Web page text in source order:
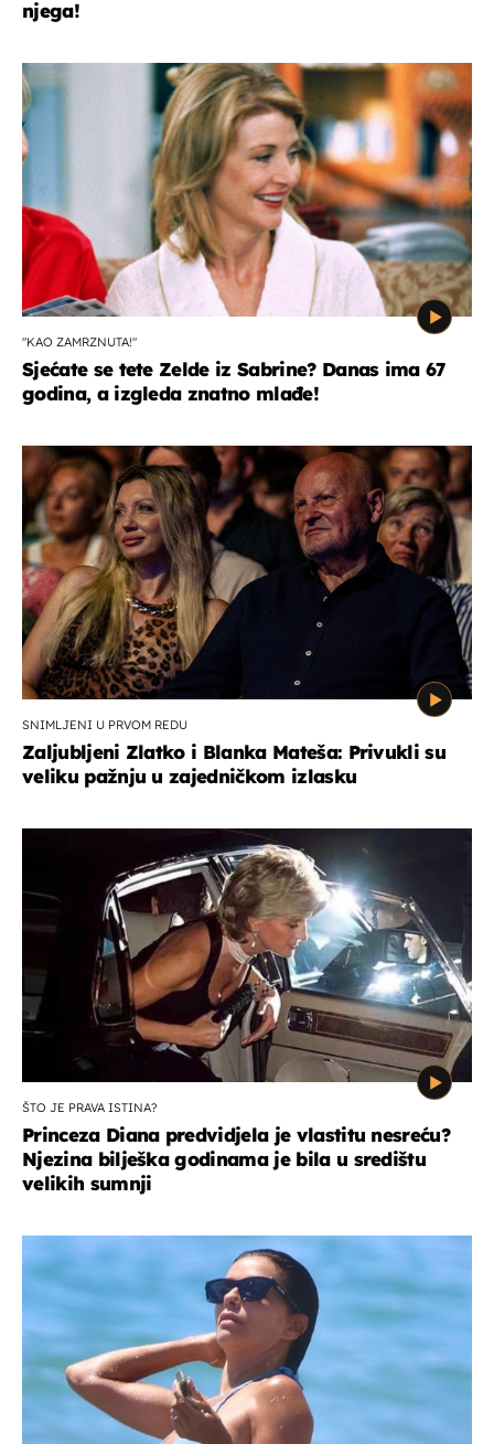
njega!
"KAO ZAMRZNUTA!"
Sjećate se tete Zelde iz Sabrine? Danas ima 67
godina, a izgleda znatno mlađe!
SNIMLJENI U PRVOM REDU
Zaljubljeni Zlatko i Blanka Mateša: Privukli su
veliku pažnju u zajedničkom izlasku
ŠTO JE PRAVA ISTINA?
Princeza Diana predvidjela je vlastitu nesreću?
Njezina bilješka godinama je bila u središtu
velikih sumnji